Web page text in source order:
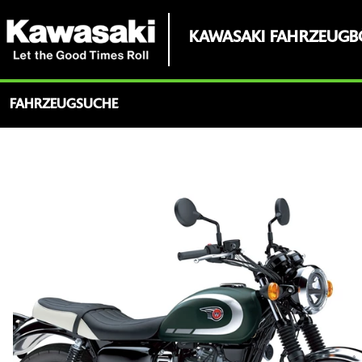
KAWASAKI
FAHRZEUGSUCHE